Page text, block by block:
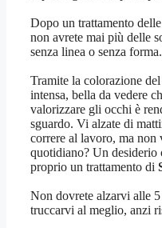
Dopo un trattamento delle
non avrete mai più delle
senza linea o senza forma.
Tramite la colorazione
intensa, bella da vedere
valorizzare gli occhi è
sguardo. Vi alzate di
correre al lavoro, ma non
quotidiano? Un desiderio
proprio un trattamento di
Non dovrete alzarvi alle
truccarvi al meglio, anzi